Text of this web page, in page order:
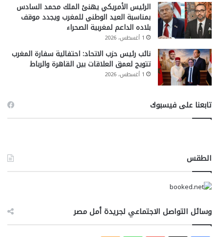
الرئيس الأمريكي يهنئ الملك محمد السادس
بمناسبة العيد الوطني للمغرب ويجدد موقف
بلاده الداعم لمغربية الصحراء
1 أغسطس، 2026
نائب رئيس حزب الاتحاد: احتفالية سفارة المغرب
تتويج لعمق العلاقات بين القاهرة والرباط
1 أغسطس، 2026
تابعنا على فيسبوك
الطقس
وسائل التواصل الاجتماعي لجريدة أمل مصر